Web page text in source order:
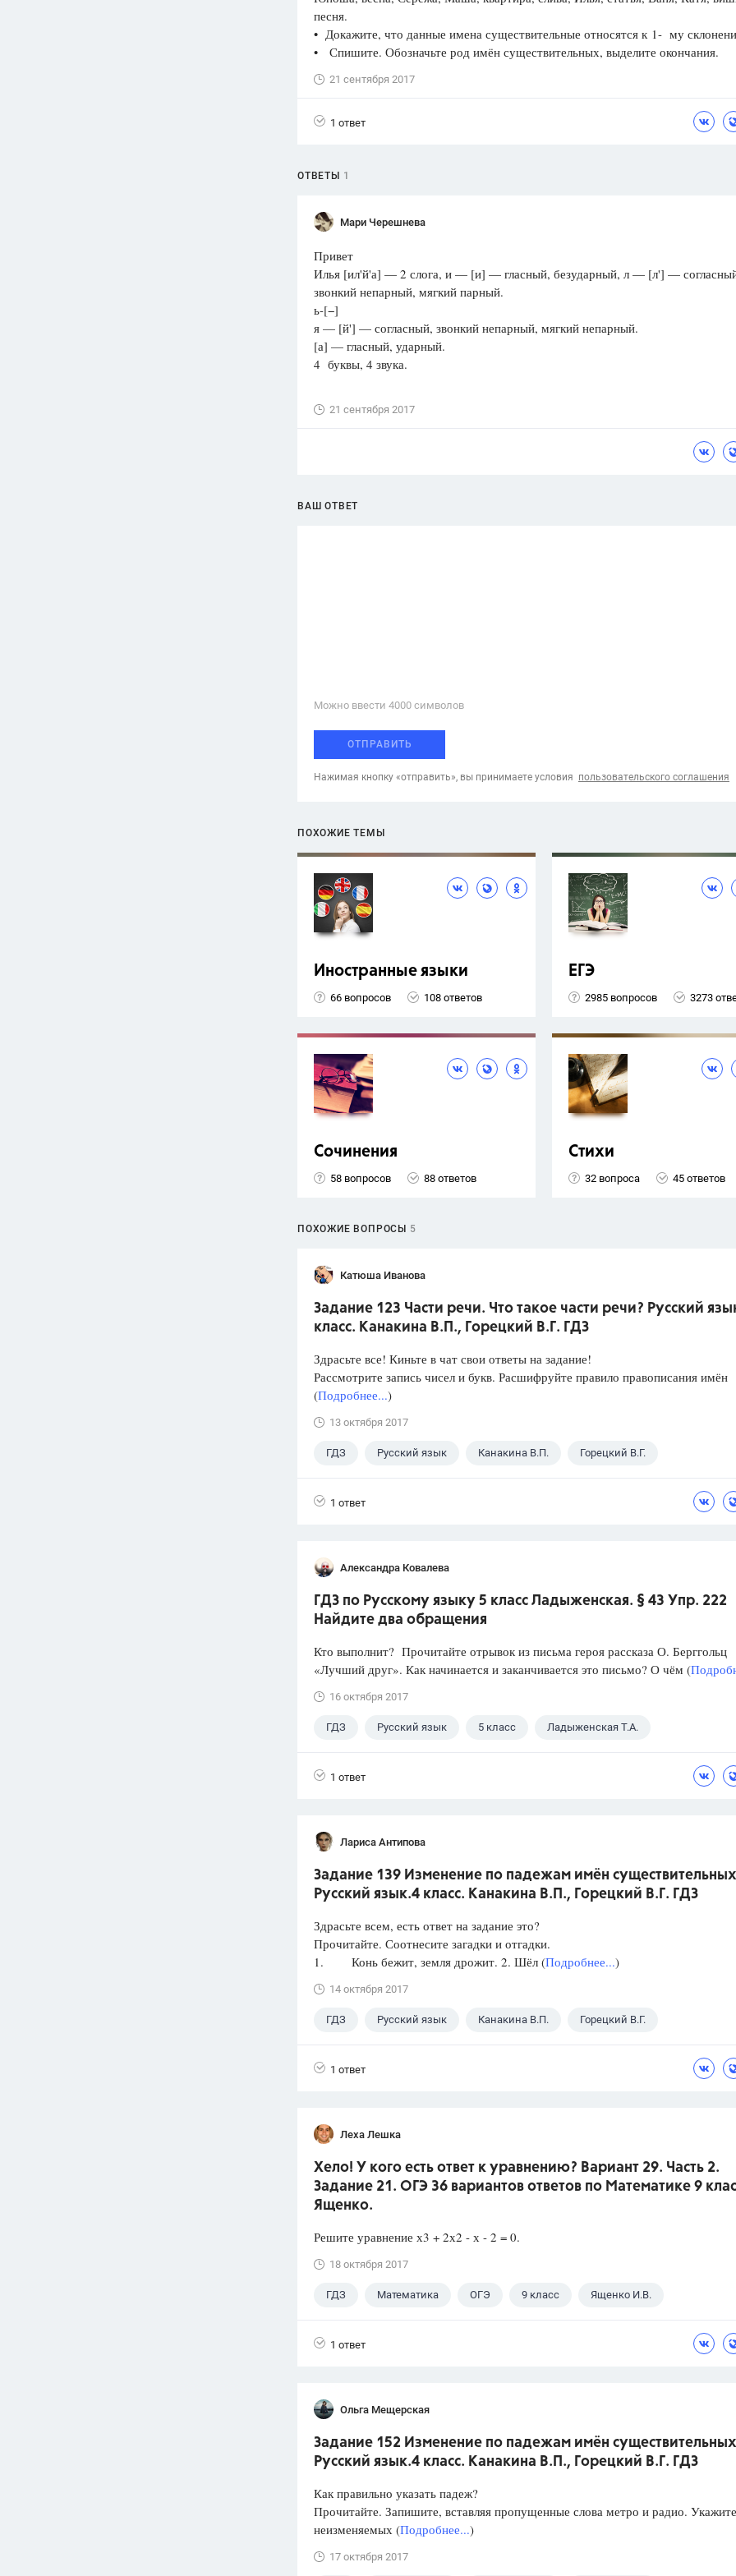
ответа
Олимпиады
Spotlight
280 ответов
Психология
песня.
• Докажите, что данные имена существительные относятся к 1- му
• Спишите. Обозначьте род имён существительных, выделите окончания.
21 сентября 2017
1 ответ
ОТВЕТЫ 1
Мари Черешнева
Привет
Илья [ил'й'а] — 2 слога, и — [и] — гласный, безударный, л — [л'] —
звонкий непарный, мягкий парный.
ь-[−]
я — [й'] — согласный, звонкий непарный, мягкий непарный.
[а] — гласный, ударный.
4 буквы, 4 звука.
21 сентября 2017
ВАШ ОТВЕТ
Можно ввести 4000 cимволов
ОТПРАВИТЬ
Нажимая кнопку «отправить», вы принимаете условия пользовательского соглашения
ПОХОЖИЕ ТЕМЫ
Иностранные языки
66 вопросов 108 ответов
ЕГЭ
2985 вопросов 3273
Сочинения
58 вопросов 88 ответов
Стихи
32 вопроса 45 ответов
ПОХОЖИЕ ВОПРОСЫ 5
Катюша Иванова
Задание 123 Части речи. Что такое части речи? Русский
класс. Канакина В.П., Горецкий В.Г. ГДЗ
Здрасьте все! Киньте в чат свои ответы на задание!
Рассмотрите запись чисел и букв. Расшифруйте правило правописания имён
(Подробнее...)
13 октября 2017
ГДЗ Русский язык Канакина В.П. Горецкий В.Г.
1 ответ
Александра Ковалева
ГДЗ по Русскому языку 5 класс Ладыженская. § 43 Упр. 222
Найдите два обращения
Кто выполнит? Прочитайте отрывок из письма героя рассказа О. Берггольц
«Лучший друг». Как начинается и заканчивается это письмо? О чём (
16 октября 2017
ГДЗ Русский язык 5 класс Ладыженская Т.А.
1 ответ
Лариса Антипова
Задание 139 Изменение по падежам имён
Русский язык.4 класс. Канакина В.П., Горецкий В.Г. ГДЗ
Здрасьте всем, есть ответ на задание это?
Прочитайте. Соотнесите загадки и отгадки.
1. Конь бежит, земля дрожит. 2. Шёл (Подробнее...)
14 октября 2017
ГДЗ Русский язык Канакина В.П. Горецкий В.Г.
1 ответ
Леха Лешка
Хело! У кого есть ответ к уравнению? Вариант 29. Часть 2.
Задание 21. ОГЭ 36 вариантов ответов по Математике 9
Ященко.
Решите уравнение х3 + 2х2 - х - 2 = 0.
18 октября 2017
ГДЗ Математика ОГЭ 9 класс Ященко И.В.
1 ответ
Ольга Мещерская
Задание 152 Изменение по падежам имён
Русский язык.4 класс. Канакина В.П., Горецкий В.Г. ГДЗ
Как правильно указать падеж?
Прочитайте. Запишите, вставляя пропущенные слова метро и радио.
неизменяемых (Подробнее...)
17 октября 2017